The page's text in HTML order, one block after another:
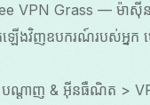
VPN Grass — ម៉ាស៊ីនប
ងវិញឧបករណ៍របស់អ្នក
តាញ & អ៊ីនធឺណិត >